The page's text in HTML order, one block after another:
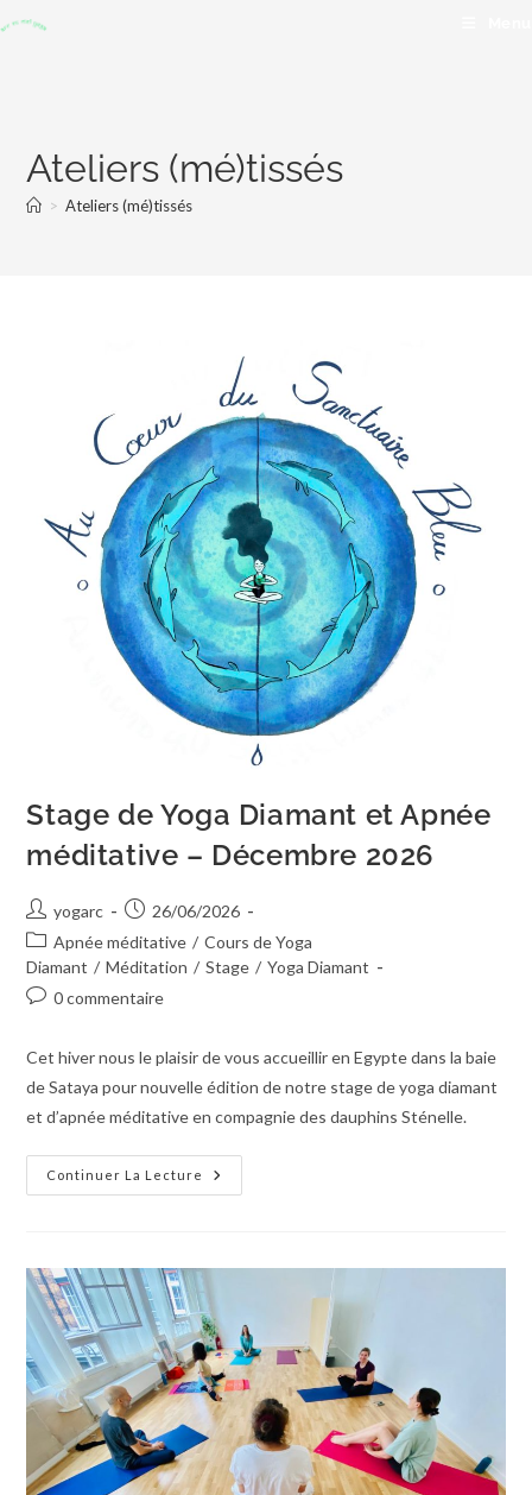
Ateliers (mé)tissés
> Ateliers (mé)tissés
Stage de Yoga Diamant et Apnée
méditative – Décembre 2026
yogarc
26/06/2026
Apnée méditative / Cours de Yoga
Diamant / Méditation / Stage / Yoga Diamant
0 commentaire
Cet hiver nous le plaisir de vous accueillir en Egypte dans la baie
de Sataya pour nouvelle édition de notre stage de yoga diamant
et d’apnée méditative en compagnie des dauphins Sténelle.
Continuer La Lecture